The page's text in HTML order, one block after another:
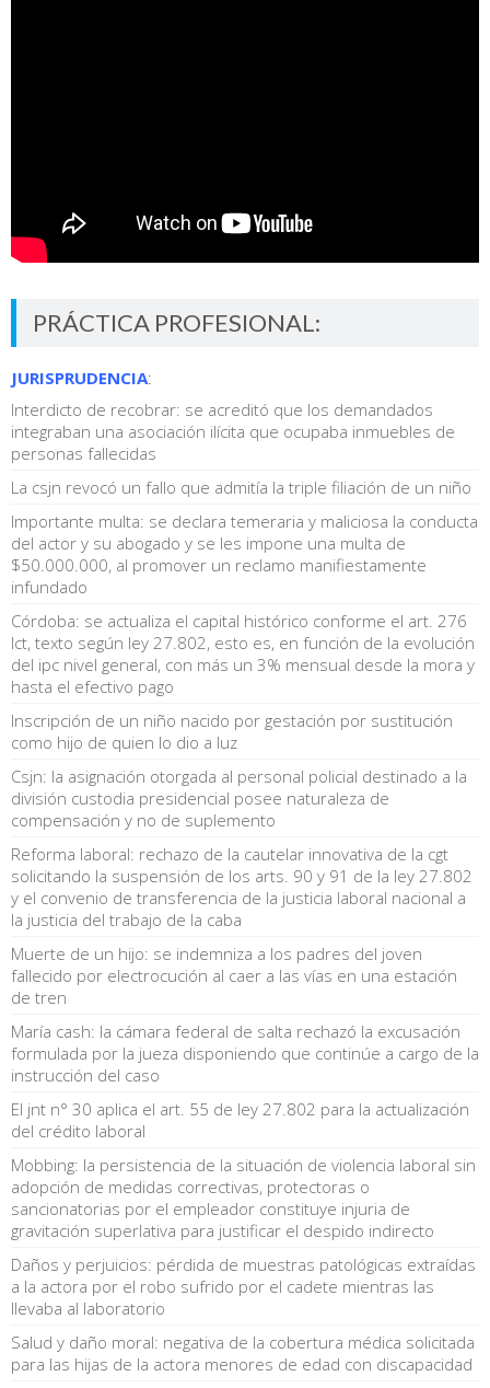
PRÁCTICA PROFESIONAL:
JURISPRUDENCIA:
Interdicto de recobrar: se acreditó que los demandados
integraban una asociación ilícita que ocupaba inmuebles de
personas fallecidas
La csjn revocó un fallo que admitía la triple filiación de un niño
Importante multa: se declara temeraria y maliciosa la conducta
del actor y su abogado y se les impone una multa de
$50.000.000, al promover un reclamo manifiestamente
infundado
Córdoba: se actualiza el capital histórico conforme el art. 276
lct, texto según ley 27.802, esto es, en función de la evolución
del ipc nivel general, con más un 3% mensual desde la mora y
hasta el efectivo pago
Inscripción de un niño nacido por gestación por sustitución
como hijo de quien lo dio a luz
Csjn: la asignación otorgada al personal policial destinado a la
división custodia presidencial posee naturaleza de
compensación y no de suplemento
Reforma laboral: rechazo de la cautelar innovativa de la cgt
solicitando la suspensión de los arts. 90 y 91 de la ley 27.802
y el convenio de transferencia de la justicia laboral nacional a
la justicia del trabajo de la caba
Muerte de un hijo: se indemniza a los padres del joven
fallecido por electrocución al caer a las vías en una estación
de tren
María cash: la cámara federal de salta rechazó la excusación
formulada por la jueza disponiendo que continúe a cargo de la
instrucción del caso
El jnt n° 30 aplica el art. 55 de ley 27.802 para la actualización
del crédito laboral
Mobbing: la persistencia de la situación de violencia laboral sin
adopción de medidas correctivas, protectoras o
sancionatorias por el empleador constituye injuria de
gravitación superlativa para justificar el despido indirecto
Daños y perjuicios: pérdida de muestras patológicas extraídas
a la actora por el robo sufrido por el cadete mientras las
llevaba al laboratorio
Salud y daño moral: negativa de la cobertura médica solicitada
para las hijas de la actora menores de edad con discapacidad